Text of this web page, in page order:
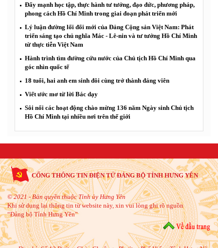
Đẩy mạnh học tập, thực hành tư tưởng, đạo đức, phương pháp,
phong cách Hồ Chí Minh trong giai đoạn phát triển mới
Lý luận đường lối đổi mới của Đảng Cộng sản Việt Nam: Phát
triển sáng tạo chủ nghĩa Mác - Lê-nin và tư tưởng Hồ Chí Minh
từ thực tiễn Việt Nam
Hành trình tìm đường cứu nước của Chủ tịch Hồ Chí Minh qua
góc nhìn quốc tế
18 tuổi, hai anh em sinh đôi cùng trở thành đảng viên
Viết ước mơ từ lời Bác dạy
Sôi nổi các hoạt động chào mừng 136 năm Ngày sinh Chủ tịch
Hồ Chí Minh tại nhiều nơi trên thế giới
CỔNG THÔNG TIN ĐIỆN TỬ ĐẢNG BỘ TỈNH HƯNG YÊN
© 2021 - Bản quyền thuộc Tỉnh ủy Hưng Yên
Khi sử dụng lại thông tin từ website này, xin vui lòng ghi rõ nguồn
“Đảng bộ Tỉnh Hưng Yên”